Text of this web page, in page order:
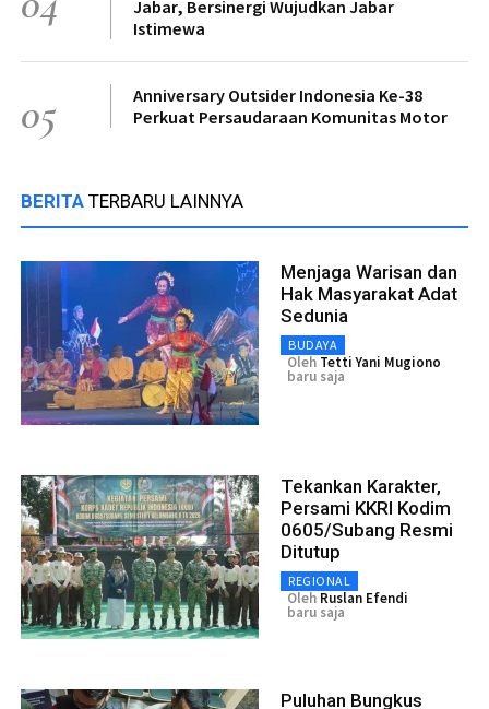
Jabar, Bersinergi Wujudkan Jabar
Istimewa
05
Anniversary Outsider Indonesia Ke-38
Perkuat Persaudaraan Komunitas Motor
BERITA TERBARU LAINNYA
Menjaga Warisan dan
Hak Masyarakat Adat
Sedunia
BUDAYA
Oleh Tetti Yani Mugiono
baru saja
Tekankan Karakter,
Persami KKRI Kodim
0605/Subang Resmi
Ditutup
REGIONAL
Oleh Ruslan Efendi
baru saja
Puluhan Bungkus